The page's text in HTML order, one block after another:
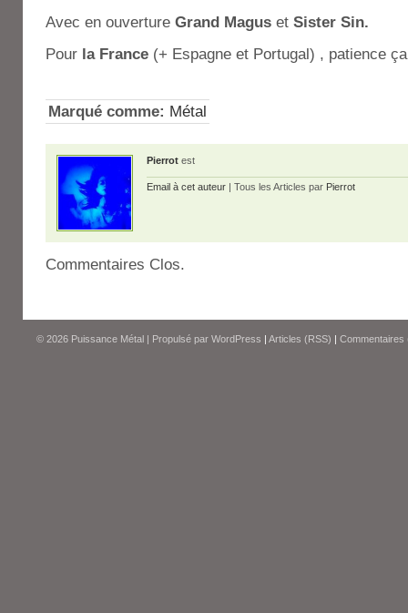
Avec en ouverture Grand Magus et Sister Sin.
Pour la France (+ Espagne et Portugal) , patience
Marqué comme: Métal
Pierrot est
Email à cet auteur | Tous les Articles par Pierrot
Commentaires Clos.
© 2026 Puissance Métal | Propulsé par WordPress | Articles (RSS) | Commentaires